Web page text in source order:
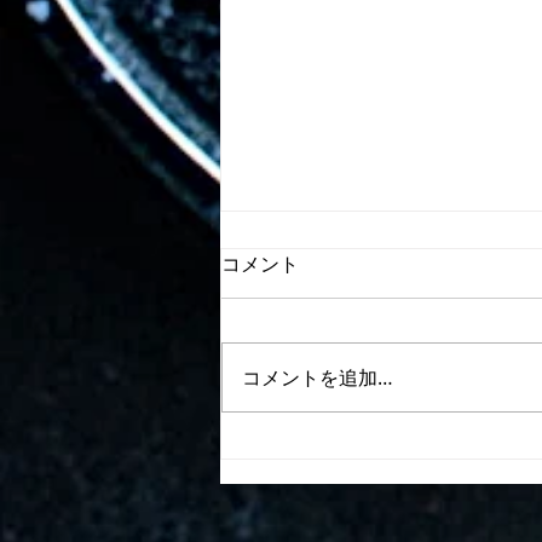
８月の営業日のご案内
コメント
コメントを追加…